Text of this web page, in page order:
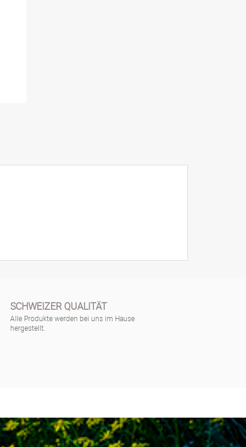
SCHWEIZER QUALITÄT
Alle Produkte werden bei uns im Hause
hergestellt.